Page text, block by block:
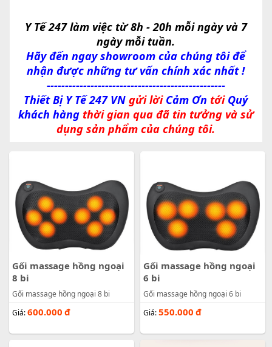
Y Tế 247 làm việc từ 8h - 20h mỗi ngày và 7
ngày mỗi tuần.
Hãy đến ngay showroom của chúng tôi để
nhận được những tư vấn chính xác nhất !
-------------------------------------------------
Thiết Bị Y Tế 247 VN gửi lời Cảm Ơn tới Quý
khách hàngthời gian qua đã tin tưởng và sử
dụng sản phẩm của chúng tôi.
Gối massage hồng ngoại
8 bi
Gối massage hồng ngoại 8 bi
Giá:600.000 đ
Gối massage hồng ngoại
6 bi
Gối massage hồng ngoại 6 bi
Giá:550.000 đ